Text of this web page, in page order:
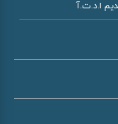
ا.د.ت.آ